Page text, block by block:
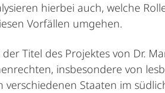
hierbei auch, welche
Vorfällen umgehen.
Titel des Projektes von Dr.
insbesondere von
Staaten im